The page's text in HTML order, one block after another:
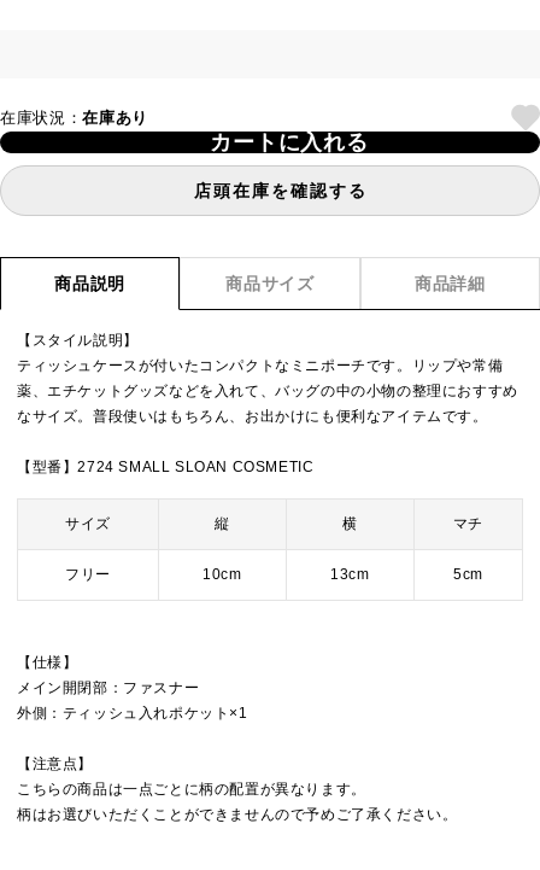
在庫状況：在庫あり
カートに入れる
店頭在庫を確認する
商品説明 商品サイズ 商品詳細
【スタイル説明】
ティッシュケースが付いたコンパクトなミニポーチです。リップや常備
薬、エチケットグッズなどを入れて、バッグの中の小物の整理におすすめ
なサイズ。普段使いはもちろん、お出かけにも便利なアイテムです。
【型番】2724 SMALL SLOAN COSMETIC
サイズ 縦 横 マチ
フリー 10cm 13cm 5cm
【仕様】
メイン開閉部：ファスナー
外側：ティッシュ入れポケット×1
【注意点】
こちらの商品は一点ごとに柄の配置が異なります。
柄はお選びいただくことができませんので予めご了承ください。